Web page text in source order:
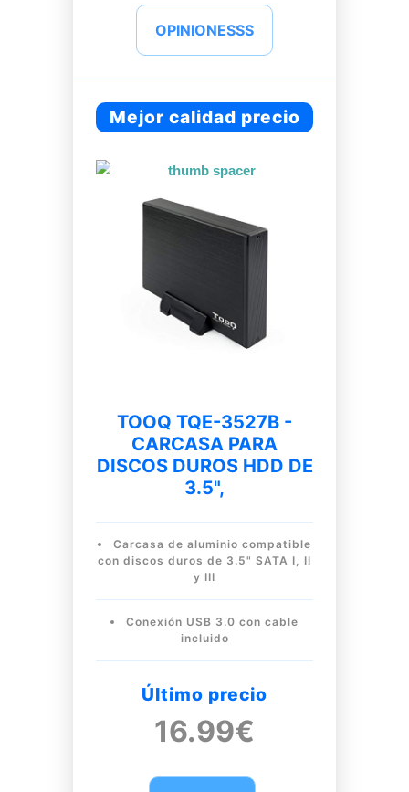
OPINIONESSS
Mejor calidad precio
TOOQ TQE-3527B -
CARCASA PARA
DISCOS DUROS HDD DE
3.5",
Carcasa de aluminio compatible
con discos duros de 3.5" SATA I, II
y III
Conexión USB 3.0 con cable
incluido
Último precio
16.99€